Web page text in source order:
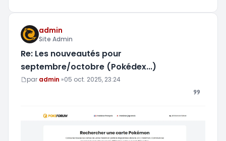
admin
Site Admin
Re: Les nouveautés pour
septembre/octobre (Pokédex...)
Message
par admin »05 oct. 2025, 23:24